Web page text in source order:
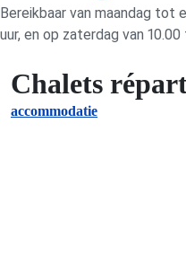
Bereikbaar van maandag tot
uur, en op zaterdag van
Chalets
accommodatie